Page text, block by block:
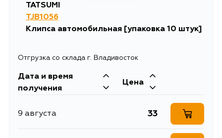
TATSUMI
TJB1056
Клипса автомобильная [упаковка 10 штук]
Отгрузка со склада г. Владивосток
Дата и время
получения
Цена
9 августа 33